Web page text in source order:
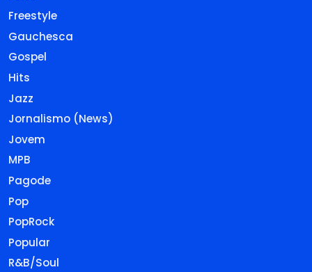
Freestyle
Gauchesca
Gospel
Hits
Jazz
Jornalismo (News)
Jovem
MPB
Pagode
Pop
PopRock
Popular
R&B/Soul